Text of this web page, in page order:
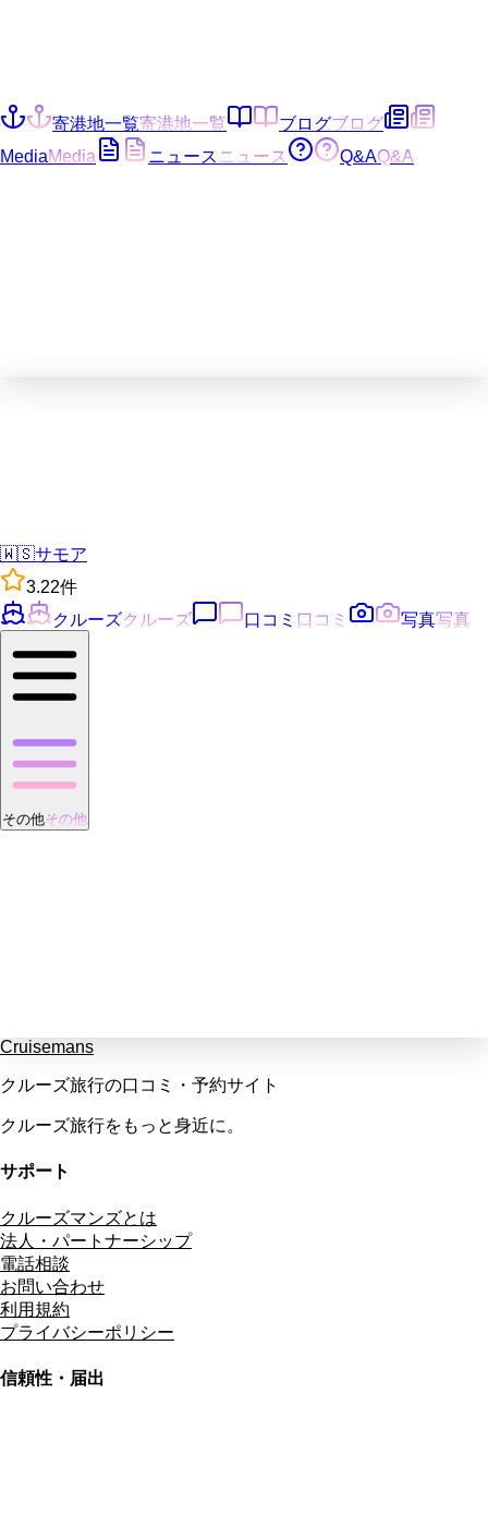
寄港地一覧寄港地一覧 ブログブログ
MediaMedia ニュース ニュース Q&AQ&A
🇼🇸サモア
3.22件
クルーズクルーズ 口コミ 口コミ 写真写真
その他その他
Cruisemans
クルーズ旅行の口コミ・予約サイト
クルーズ旅行をもっと身近に。
サポート
クルーズマンズとは
法人・パートナーシップ
電話相談
お問い合わせ
利用規約
プライバシーポリシー
信頼性・届出